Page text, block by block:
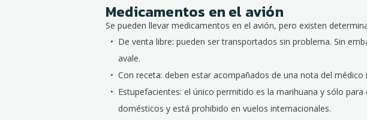
Medicamentos en el avión
Se pueden llevar medicamentos en el avión, pero existen
De venta libre: pueden ser transportados sin problema. Sin
avale.
Con receta: deben estar acompañados de una nota del
Estupefacientes: el único permitido es la marihuana y sólo
domésticos y está prohibido en vuelos internacionales.